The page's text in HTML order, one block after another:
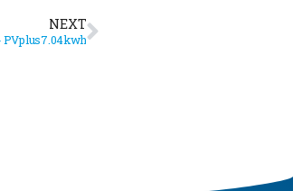
NEXT
PVplus7.04kwh